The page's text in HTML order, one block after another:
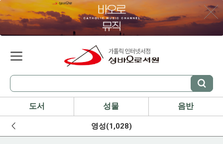
도서 성물 음반
영성(1,028)